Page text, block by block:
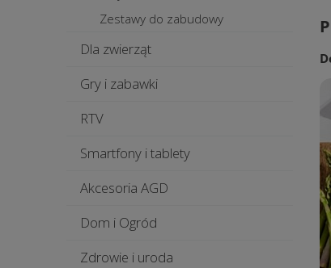
Zestawy do zabudowy
Dla zwierząt
Gry i zabawki
RTV
Smartfony i tablety
Akcesoria AGD
Dom i Ogród
Zdrowie i uroda